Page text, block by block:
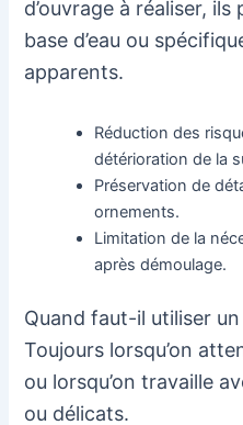
d’ouvrage à réaliser,
base d’eau ou
apparents.
Réduction des
détérioration de la
Préservation de
ornements.
Limitation de la
après démoulage.
Quand faut-il utiliser
Toujours lorsqu’on
ou lorsqu’on travaille
ou délicats.